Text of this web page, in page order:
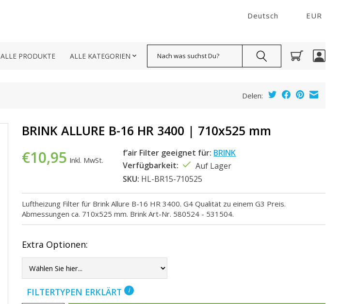
Deutsch EUR
ALLE PRODUKTE ALLE KATEGORIEN
Delen:
BRINK ALLURE B-16 HR 3400 | 710x525 mm
€10,95 Inkl. MwSt.
f’air Filter geeignet für: BRINK
Verfügbarkeit:
Auf Lager
SKU: HL-BR15-710525
Luftheizung Filter für Brink Allure B-16 HR 3400. G4 Qualität zu einem G3 Preis.
Abmessungen ca. 710x525 mm. Brink Art-Nr. 580524 - 531504.
Extra Optionen:
FILTERTYPEN ERKLÄRT i